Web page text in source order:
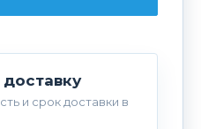
и срок доставки в